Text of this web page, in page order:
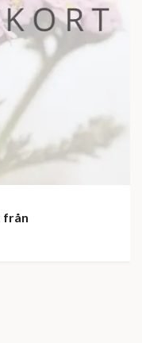
från